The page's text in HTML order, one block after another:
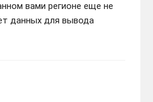
вами регионе еще не
данных для вывода